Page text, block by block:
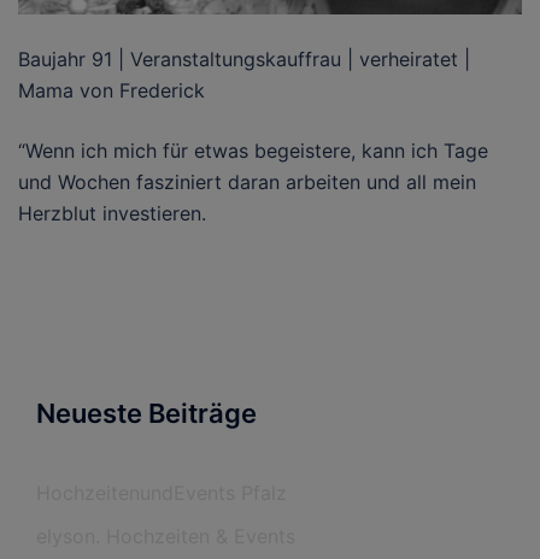
Baujahr 91 | Veranstaltungskauffrau | verheiratet |
Mama von Frederick
“Wenn ich mich für etwas begeistere, kann ich Tage
und Wochen fasziniert daran arbeiten und all mein
Herzblut investieren.
Neueste Beiträge